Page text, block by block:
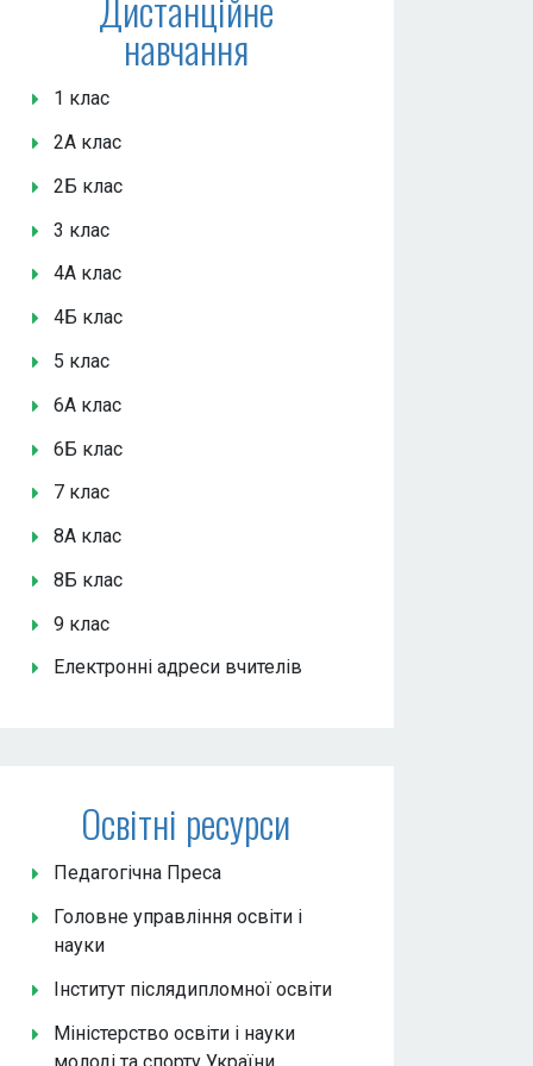
навчання
1 клас
2А клас
2Б клас
3 клас
4А клас
4Б клас
5 клас
6А клас
6Б клас
7 клас
8А клас
8Б клас
9 клас
Електронні адреси вчителів
Освітні ресурси
Педагогічна Преса
Головне управління освіти і
науки
Інститут післядипломної освіти
Міністерство освіти і науки
молоді та спорту України